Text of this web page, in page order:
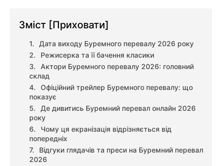
Зміст [Приховати]
Дата виходу Буремного перевалу 2026 року
Режисерка та її бачення класики
Актори Буремного перевалу 2026: головний
склад
Офіційний трейлер Буремного перевалу: що
показує
Де дивитись Буремний перевал онлайн 2026
року
Чому ця екранізація відрізняється від
попередніх
Відгуки глядачів та преси на Буремний перевал
2026